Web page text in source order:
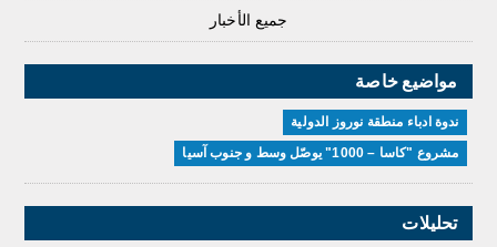
جميع الأخبار
مواضيع خاصة
ندوة ادباء منطقة نوروز الدولية
مشروع "كاسا – 1000" يوصّل وسط و جنوب آسيا
تحليلات